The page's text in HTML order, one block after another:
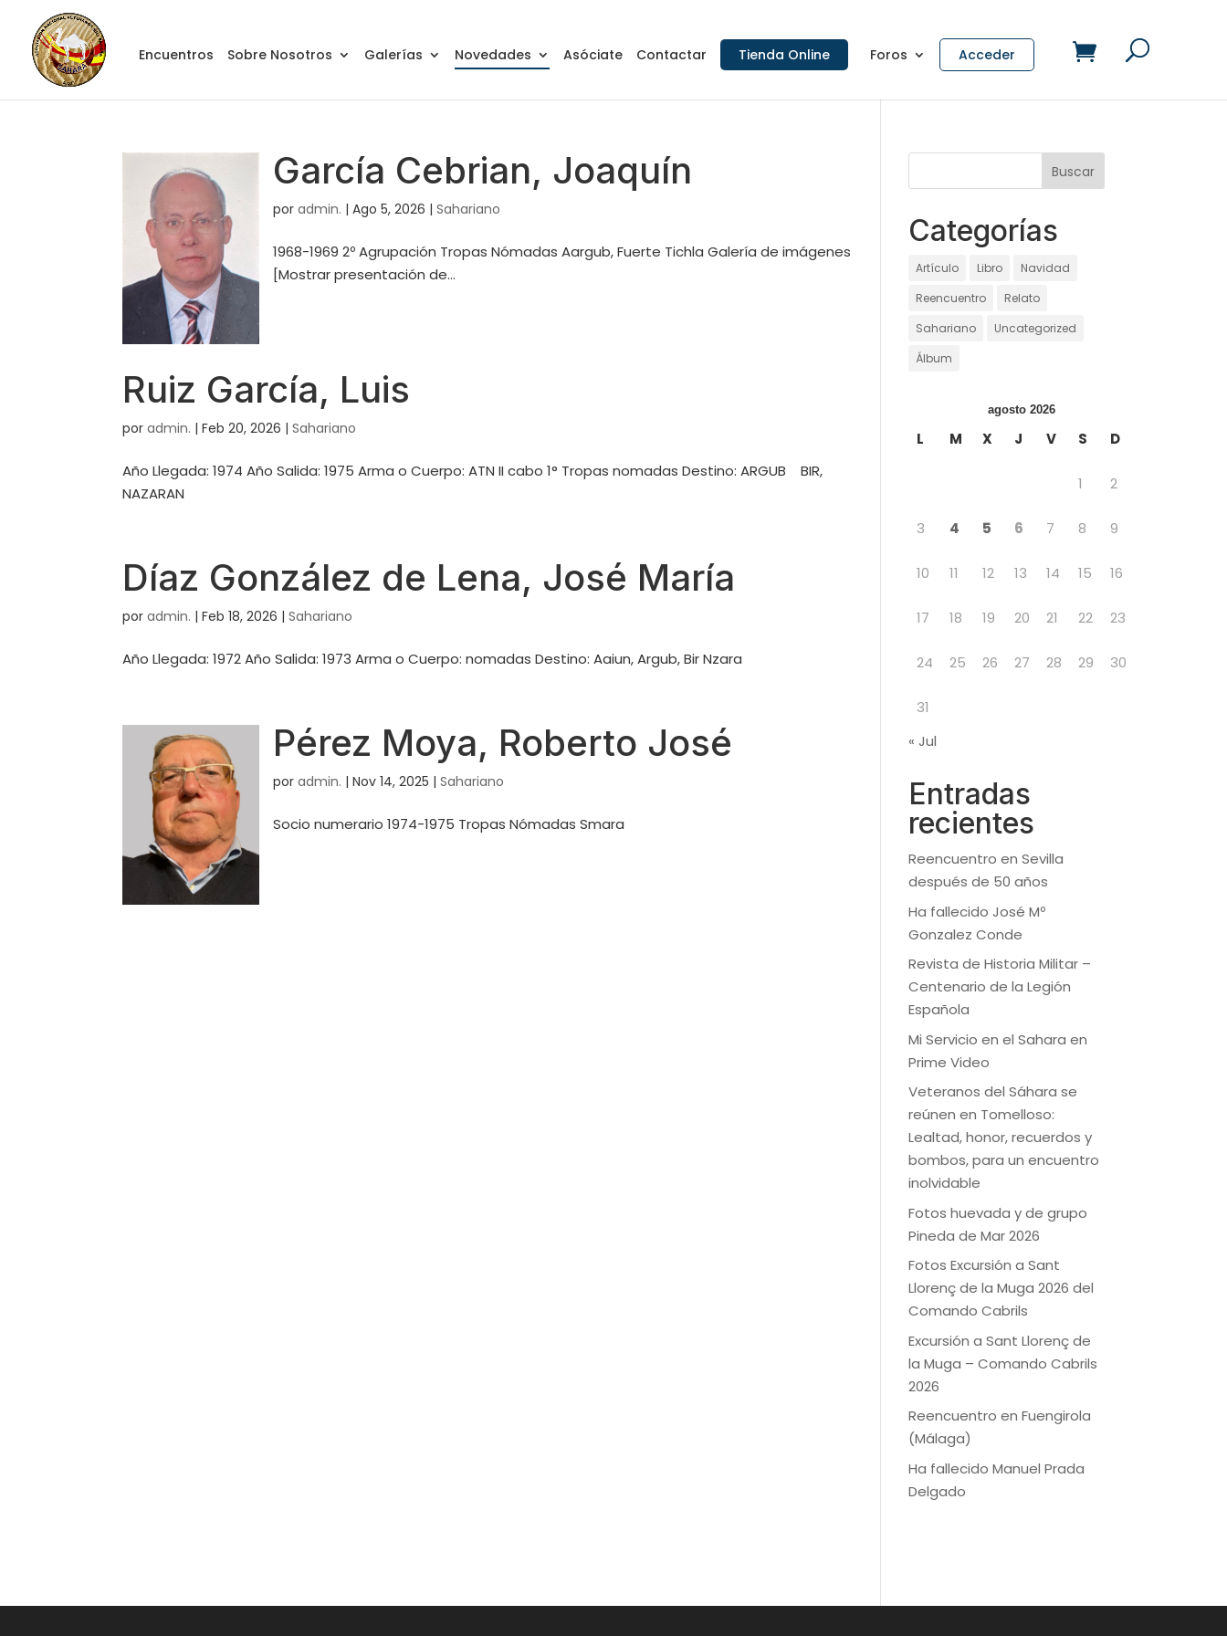
Encuentros Sobre Nosotros Galerías Novedades Asóciate Contactar Tienda Online Foros Acceder
García Cebrian, Joaquín
poradmin. |Ago 5, 2026 |Sahariano
1968-1969 2º Agrupación Tropas Nómadas Aargub, Fuerte Tichla Galería de imágenes
[Mostrar presentación de...
Ruiz García, Luis
poradmin. |Feb 20, 2026 |Sahariano
Año Llegada: 1974 Año Salida: 1975 Arma o Cuerpo: ATN II cabo 1° Tropas nomadas Destino: ARGUB BIR,
NAZARAN
Díaz González de Lena, José María
poradmin. |Feb 18, 2026 |Sahariano
Año Llegada: 1972 Año Salida: 1973 Arma o Cuerpo: nomadas Destino: Aaiun, Argub, Bir Nzara
Pérez Moya, Roberto José
poradmin. |Nov 14, 2025 |Sahariano
Socio numerario 1974-1975 Tropas Nómadas Smara
Categorías
Artículo Libro
Navidad
Reencuentro
Relato
Sahariano
Uncategorized
Álbum
agosto 2026
L M X J V S D
1 2
3 4 5 6 7 8 9
10 11 12 13 14 15 16
17 18 19 20 21 22 23
24 25 26 27 28 29 30
31
« Jul
Entradas
recientes
Reencuentro en Sevilla
después de 50 años
Ha fallecido José Mº
Gonzalez Conde
Revista de Historia Militar –
Centenario de la Legión
Española
Mi Servicio en el Sahara en
Prime Video
Veteranos del Sáhara se
reúnen en Tomelloso:
Lealtad, honor, recuerdos y
bombos, para un encuentro
inolvidable
Fotos huevada y de grupo
Pineda de Mar 2026
Fotos Excursión a Sant
Llorenç de la Muga 2026 del
Comando Cabrils
Excursión a Sant Llorenç de
la Muga – Comando Cabrils
2026
Reencuentro en Fuengirola
(Málaga)
Ha fallecido Manuel Prada
Delgado